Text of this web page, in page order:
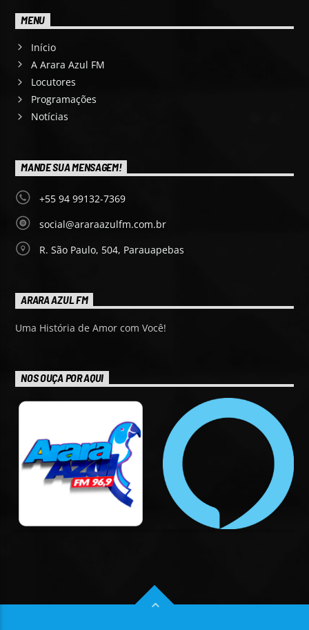
MENU
Início
A Arara Azul FM
Locutores
Programações
Notícias
MANDE SUA MENSAGEM!
+55 94 99132-7369
social@araraazulfm.com.br
R. São Paulo, 504, Parauapebas
ARARA AZUL FM
Uma História de Amor com Você!
NOS OUÇA POR AQUI